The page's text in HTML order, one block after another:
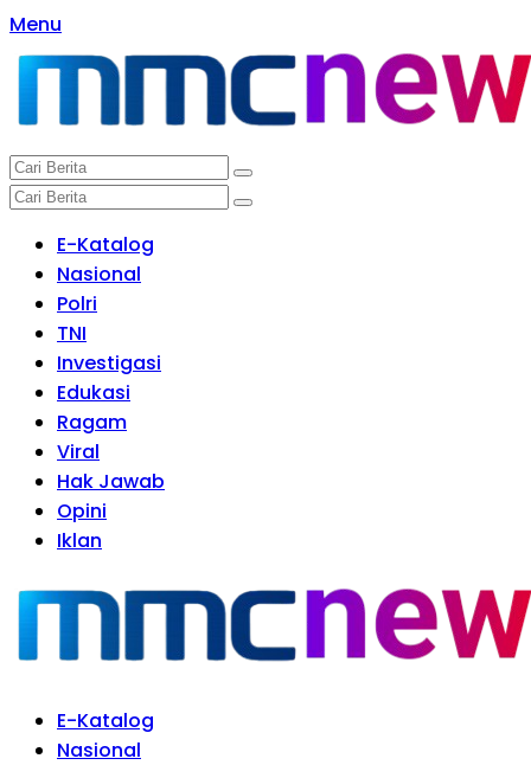
Langsung
ke
konten
Menu
E-Katalog
Nasional
Polri
TNI
Investigasi
Edukasi
Ragam
Viral
Hak Jawab
Opini
Iklan
E-Katalog
Nasional